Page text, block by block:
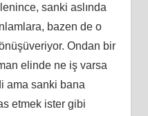
sanki aslında
bazen de o
Ondan bir
elinde ne iş varsa
ama sanki bana
etmek ister gibi